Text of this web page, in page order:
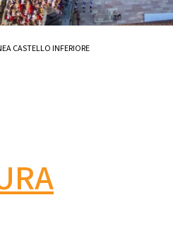
CASTELLO INFERIORE